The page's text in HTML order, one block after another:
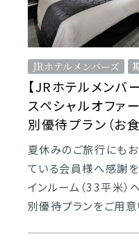
【JRホテルメン
スペシャルオファ
別優待プラン（お
JRホテルメンバーズ
夏休みのご旅行にも
ている会員様へ感謝
インルーム（33平米
別優待プランをご用意